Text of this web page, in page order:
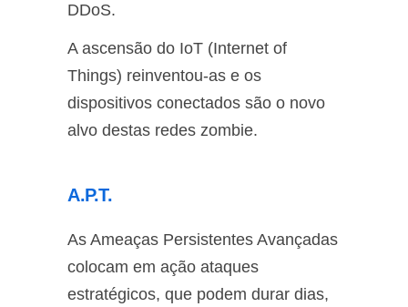
DDoS.
A ascensão do IoT (Internet of
Things) reinventou-as e os
dispositivos conectados são o novo
alvo destas redes zombie.
A.P.T.
As Ameaças Persistentes Avançadas
colocam em ação ataques
estratégicos, que podem durar dias,